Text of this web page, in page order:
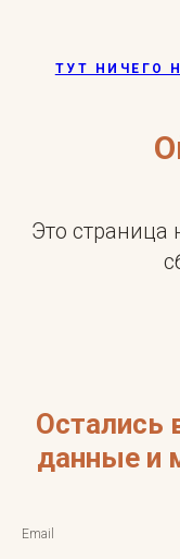
ТУТ НИЧЕГО
Это страница
Остались
данные и
Email